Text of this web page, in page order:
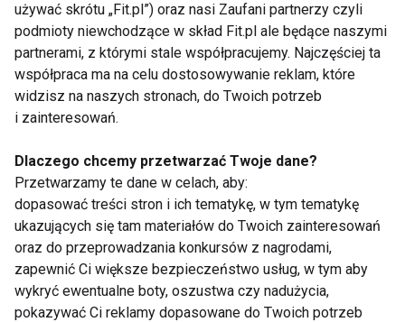
Zdrowe przepisy
Mrożone jogurtowe
batoniki z owocami –
zdrowy deser bez
cukru, który
pokochasz tego lata
Chłodnik proteinowy z
pieczonych buraków i
skyru – lekki obiad na
upalne dni
używać skrótu „Fit.pl”) oraz nasi Zaufani partnerzy czyli
podmioty niewchodzące w skład Fit.pl ale będące naszymi
partnerami, z którymi stale współpracujemy. Najczęściej ta
współpraca ma na celu dostosowywanie reklam, które
widzisz na naszych stronach, do Twoich potrzeb
i zainteresowań.
Dlaczego chcemy przetwarzać Twoje dane?
Przetwarzamy te dane w celach, aby:
dopasować treści stron i ich tematykę, w tym tematykę
ukazujących się tam materiałów do Twoich zainteresowań
oraz do przeprowadzania konkursów z nagrodami,
zapewnić Ci większe bezpieczeństwo usług, w tym aby
wykryć ewentualne boty, oszustwa czy nadużycia,
pokazywać Ci reklamy dopasowane do Twoich potrzeb